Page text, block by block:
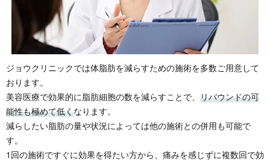
ジョウクリニックでは体脂肪を減らすための施術を多数ご用意して
おります。
美容医療で効果的に脂肪細胞の数を減らすことで、 リバウンドの可
能性も極めて低くなります。
減らしたい脂肪の量や状況によっては他の施術との併用も可能で
す。
1回の施術ですぐに効果を得たい方から、痛みを感じずに複数回で効